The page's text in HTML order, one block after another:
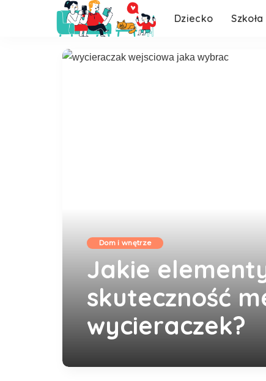
Dziecko
W świecie filmu
W świecie filmu
Dom i wnętrze
Jakie
skuteczność
wycieraczek?